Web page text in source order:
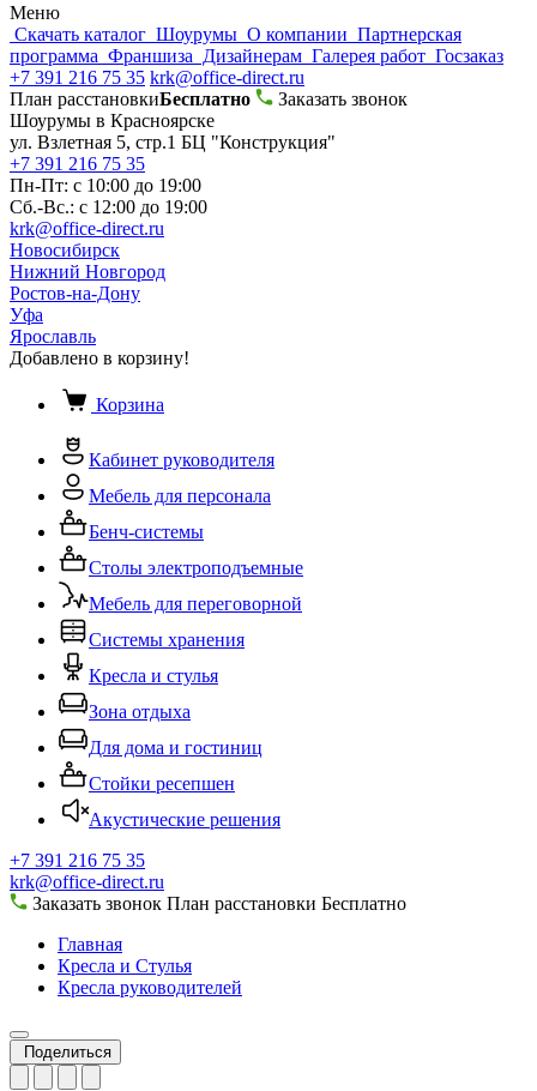
Меню
Скачать каталог Шоурумы О компании Партнерская
программа Франшиза Дизайнерам Галерея работ Госзаказ
+7 391 216 75 35 krk@office-direct.ru
План расстановкиБесплатно
Заказать звонок
Шоурумы в Красноярске
ул. Взлетная 5, стр.1 БЦ "Конструкция"
+7 391 216 75 35
Пн-Пт: с 10:00 до 19:00
Сб.-Вс.: с 12:00 до 19:00
krk@office-direct.ru
Новосибирск
Нижний Новгород
Ростов-на-Дону
Уфа
Ярославль
Добавлено в корзину!
Корзина
Кабинет руководителя
Мебель для персонала
Бенч-системы
Столы электроподъемные
Мебель для переговорной
Системы хранения
Кресла и стулья
Зона отдыха
Для дома и гостиниц
Стойки ресепшен
Акустические решения
+7 391 216 75 35
krk@office-direct.ru
Заказать звонок План расстановки Бесплатно
Главная
Кресла и Стулья
Кресла руководителей
Поделиться